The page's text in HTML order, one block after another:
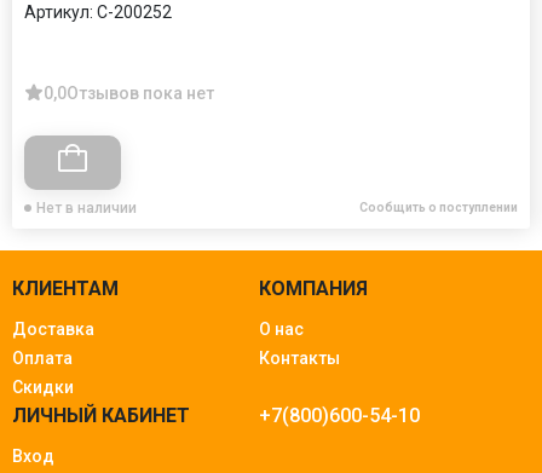
Артикул: C-200252
0,0Отзывов пока нет
Нет в наличии Сообщить о поступлении
КЛИЕНТАМ
Доставка
Оплата
Скидки
КОМПАНИЯ
О нас
Контакты
ЛИЧНЫЙ КАБИНЕТ
Вход
+7(800)600-54-10